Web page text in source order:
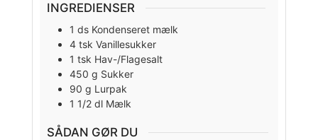
INGREDIENSER
1 ds Kondenseret mælk
4 tsk Vanillesukker
1 tsk Hav-/Flagesalt
450 g Sukker
90 g Lurpak
1 1/2 dl Mælk
SÅDAN GØR DU